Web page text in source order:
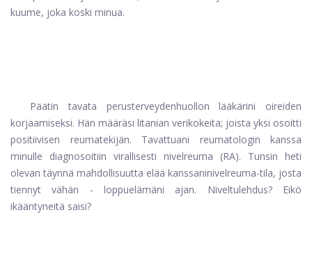
kuume, joka koski minua.
Päätin tavata perusterveydenhuollon lääkärini oireiden
korjaamiseksi. Hän määräsi litanian verikokeita; joista yksi osoitti
positiivisen reumatekijän. Tavattuani reumatologin kanssa
minulle diagnosoitiin virallisesti nivelreuma (RA). Tunsin heti
olevan täynnä mahdollisuutta elää kanssaninivelreuma-tila, josta
tiennyt vähän - loppuelämäni ajan. Niveltulehdus? Eikö
ikääntyneitä saisi?